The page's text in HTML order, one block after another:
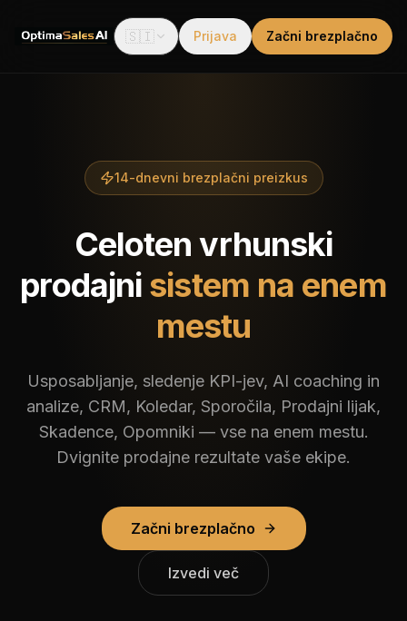
🇸🇮 Prijava Začni brezplačno
14-dnevni brezplačni preizkus
Celoten vrhunski
prodajni sistem na enem
mestu
Usposabljanje, sledenje KPI-jev, AI coaching in
analize, CRM, Koledar, Sporočila, Prodajni lijak,
Skadence, Opomniki — vse na enem mestu.
Dvignite prodajne rezultate vaše ekipe.
Začni brezplačno
Izvedi več